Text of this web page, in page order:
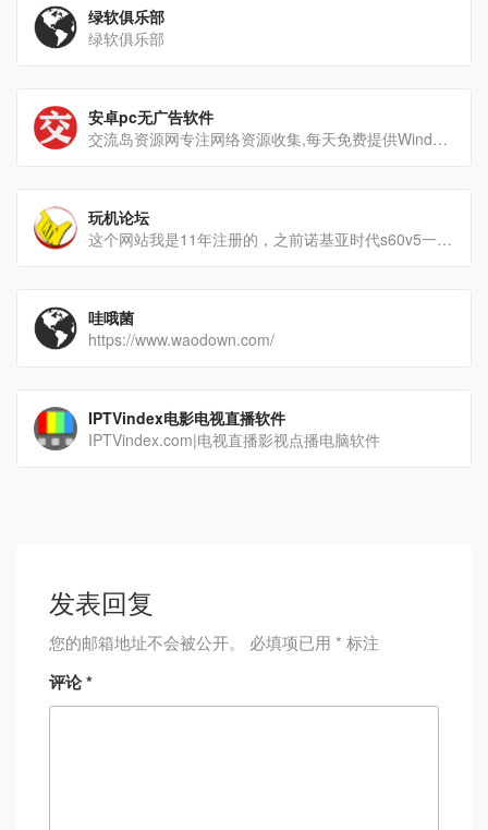
绿软俱乐部
绿软俱乐部
安卓pc无广告软件
交流岛资源网专注网络资源收集,每天免费提供Windows系统,安卓软件,破解软件,绿色软件,电脑软件,资源分享[…]
玩机论坛
这个网站我是11年注册的，之前诺基亚时代s60v5一直活到现在，八门神器就是这个网站的老哥搞的，里面破解资源还[…]
哇哦菌
https://www.waodown.com/
IPTVindex电影电视直播软件
IPTVindex.com|电视直播影视点播电脑软件
发表回复
您的邮箱地址不会被公开。 必填项已用 * 标注
评论*